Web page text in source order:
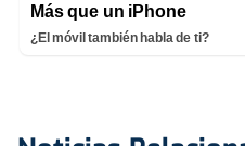
Más que un iPhone
¿El móvil también habla de ti?